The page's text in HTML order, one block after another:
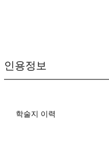
인용정보
학술지 이력